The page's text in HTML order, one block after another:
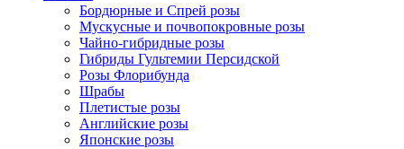
Бордюрные и Спрей розы
Мускусные и почвопокровные розы
Чайно-гибридные розы
Гибриды Гультемии Персидской
Розы Флорибунда
Шрабы
Плетистые розы
Английские розы
Японские розы